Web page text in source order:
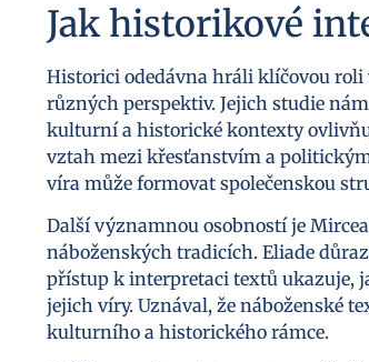
Jak historikové
Historici odedávna hráli klíčovou
různých perspektiv. Jejich studie
kulturní a historické kontexty
vztah mezi křesťanstvím a
víra může formovat společenskou
Další významnou osobností je
náboženských tradicích. Eliade
přístup k interpretaci textů ukazuje,
jejich víry. Uznával, že náboženské
kulturního a historického rámce.